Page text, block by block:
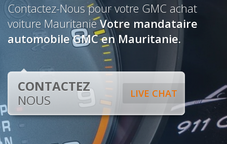
Contactez-Nous pour votre GMC achat
voiture MauritanieVotre mandataire
automobile GMC en Mauritanie.
LIVE CHAT
CONTACTEZ
NOUS